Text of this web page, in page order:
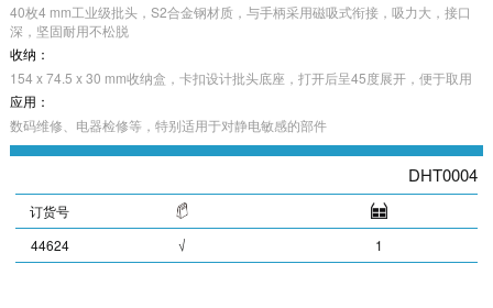
40枚4 mm工业级批头，S2合金钢材质，与手柄采用磁吸式衔接，吸力大，接口
深，坚固耐用不松脱
收纳：
154 x 74.5 x 30 mm收纳盒，卡扣设计批头底座，打开后呈45度展开，便于取用
应用：
数码维修、电器检修等，特别适用于对静电敏感的部件
DHT0004
订货号
44624
√ 1